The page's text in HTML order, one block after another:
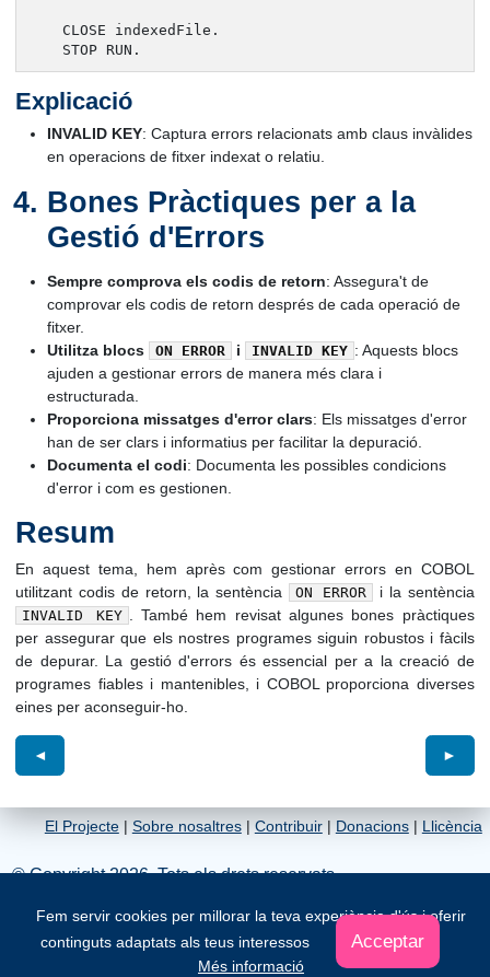
    CLOSE indexedFile.
    STOP RUN.
Explicació
INVALID KEY: Captura errors relacionats amb claus invàlides
en operacions de fitxer indexat o relatiu.
Bones Pràctiques per a la
Gestió d'Errors
Sempre comprova els codis de retorn: Assegura't de
comprovar els codis de retorn després de cada operació de
fitxer.
Utilitza blocs
ON ERROR i INVALID KEY : Aquests blocs
ajuden a gestionar errors de manera més clara i
estructurada.
Proporciona missatges d'error clars: Els missatges d'error
han de ser clars i informatius per facilitar la depuració.
Documenta el codi: Documenta les possibles condicions
d'error i com es gestionen.
Resum
En aquest tema, hem après com gestionar errors en COBOL
utilitzant codis de retorn, la sentència
ON ERROR i la sentència
INVALID KEY . També hem revisat algunes bones pràctiques
per assegurar que els nostres programes siguin robustos i fàcils
de depurar. La gestió d'errors és essencial per a la creació de
programes fiables i mantenibles, i COBOL proporciona diverses
eines per aconseguir-ho.
◄ ►
El Projecte| Sobre nosaltres| Contribuir| Donacions| Llicència
© Copyright 2026. Tots els drets reservats
Fem servir cookies per millorar la teva experiència d'ús i oferir
continguts adaptats als teus interessos
Acceptar
Més informació